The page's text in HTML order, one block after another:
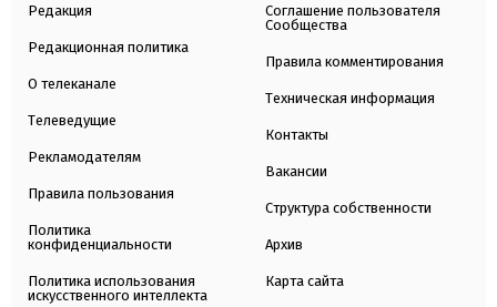
Редакция
Редакционная политика
О телеканале
Телеведущие
Рекламодателям
Правила пользования
Политика
конфиденциальности
Политика использования
искусственного интеллекта
Соглашение пользователя
Сообщества
Правила комментирования
Техническая информация
Контакты
Вакансии
Структура собственности
Архив
Карта сайта